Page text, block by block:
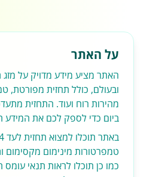
על האתר
האתר מציע מידע מדויק על מזג
ובעולם, כולל תחזית מפורטת,
מהירות רוח ועוד. התחזית
ביום כדי לספק לכם את המידע
טמפרטורות מינימום מקסימום
כמו כן תוכלו לראות תנאי עומס